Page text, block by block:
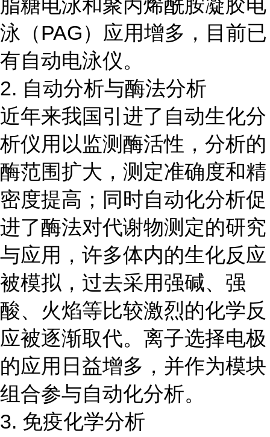
脂糖电泳和聚丙烯酰胺凝胶电
泳（PAG）应用增多，目前已
有自动电泳仪。
2. 自动分析与酶法分析
近年来我国引进了自动生化分
析仪用以监测酶活性，分析的
酶范围扩大，测定准确度和精
密度提高；同时自动化分析促
进了酶法对代谢物测定的研究
与应用，许多体内的生化反应
被模拟，过去采用强碱、强
酸、火焰等比较激烈的化学反
应被逐渐取代。离子选择电极
的应用日益增多，并作为模块
组合参与自动化分析。
3. 免疫化学分析